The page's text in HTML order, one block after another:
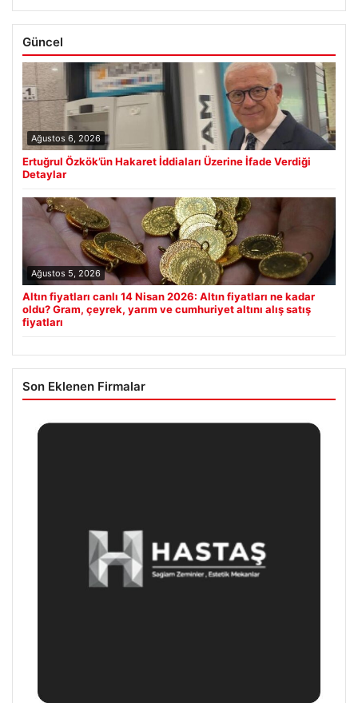
Güncel
Ağustos 6, 2026
Ertuğrul Özkök’ün Hakaret İddiaları Üzerine İfade Verdiği
Detaylar
Ağustos 5, 2026
Altın fiyatları canlı 14 Nisan 2026: Altın fiyatları ne kadar
oldu? Gram, çeyrek, yarım ve cumhuriyet altını alış satış
fiyatları
Son Eklenen Firmalar